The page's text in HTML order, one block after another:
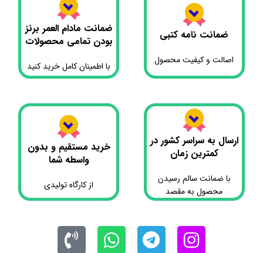
ضمانت نامه کتبی
اصالت و کیفیت محصول
ضمانت مادام العمر برنز
بودن تمامی محصولات
با اطمینان کامل خرید کنید
ارسال به سراسر کشور در
کمترین زمان
با ضمانت سالم رسیدن
محصول به مقصد
خرید مستقیم و بدون
واسطه شما
از کارگاه تولیدی